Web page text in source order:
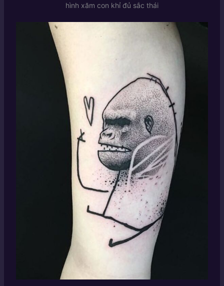
hình xăm con khỉ đủ sắc thái